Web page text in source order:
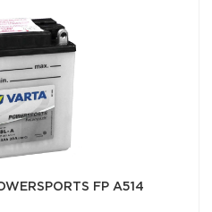
FP A514